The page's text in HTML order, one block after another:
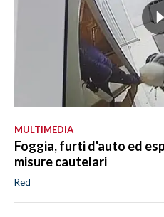
MULTIMEDIA
Foggia, furti d'auto ed
misure cautelari
Red